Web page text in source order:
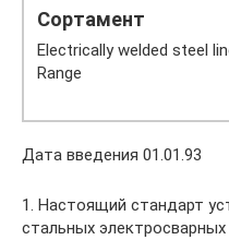
Сортамент
Electrically welded steel
Range
Дата введения 01.01.93
1. Настоящий стандарт
стальных